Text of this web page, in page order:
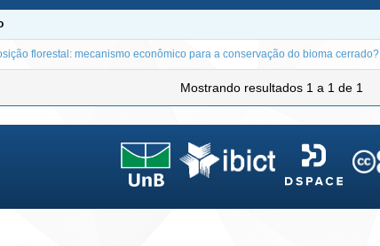
florestal: mecanismo econômico para a conservação do bioma cerrado?
Mostrando resultados 1 a 1 de 1